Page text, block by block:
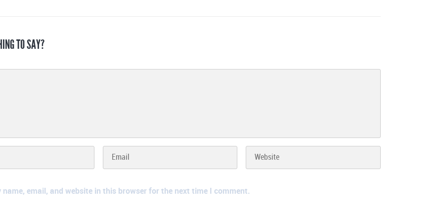
TO SAY?
name, email, and website in this browser for the next time I comment.